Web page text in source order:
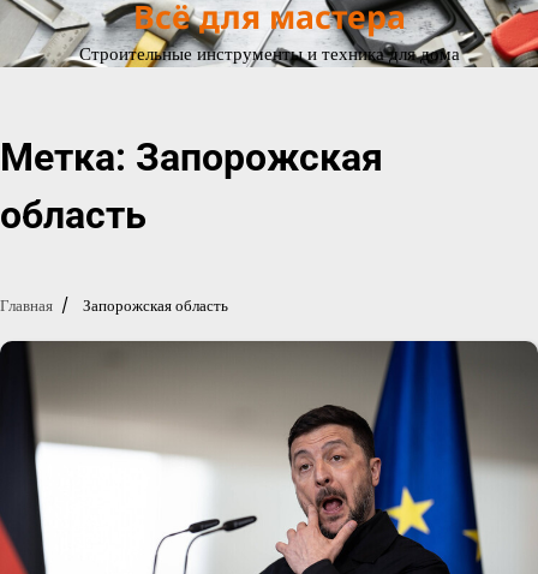
Перейти
содержимому
Всё для мастера
Строительные инструменты и техника для дома
Метка: Запорожская
область
Главная Запорожская область